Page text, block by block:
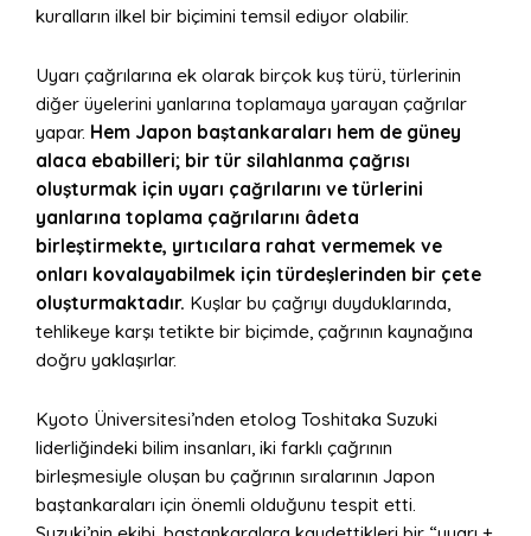
kuralların ilkel bir biçimini temsil ediyor olabilir.
Uyarı çağrılarına ek olarak birçok kuş türü, türlerinin
diğer üyelerini yanlarına toplamaya yarayan çağrılar
yapar. Hem Japon baştankaraları hem de güney
alaca ebabilleri; bir tür silahlanma çağrısı
oluşturmak için uyarı çağrılarını ve türlerini
yanlarına toplama çağrılarını âdeta
birleştirmekte, yırtıcılara rahat vermemek ve
onları kovalayabilmek için türdeşlerinden bir çete
oluşturmaktadır. Kuşlar bu çağrıyı duyduklarında,
tehlikeye karşı tetikte bir biçimde, çağrının kaynağına
doğru yaklaşırlar.
Kyoto Üniversitesi’nden etolog Toshitaka Suzuki
liderliğindeki bilim insanları, iki farklı çağrının
birleşmesiyle oluşan bu çağrının sıralarının Japon
baştankaraları için önemli olduğunu tespit etti.